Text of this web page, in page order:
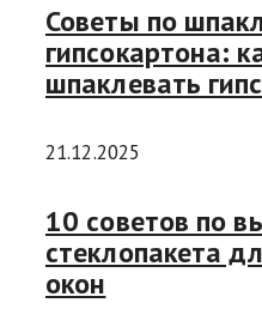
Советы по
гипсокартона:
шпаклевать
21.12.2025
10 советов по
стеклопакета
окон